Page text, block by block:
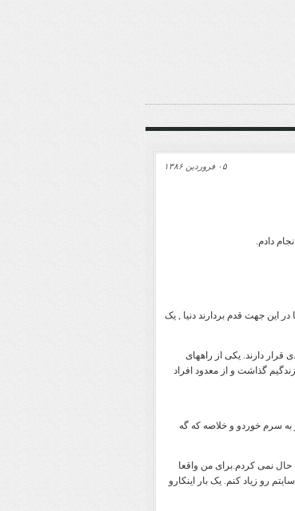
۰۵ فروردین ۱۳۸۶
دادم.
این جهت قدم بردارند دنیا , یک
دارند. یکی از راههای
گذاشت و از معدود افراد
به سرم خوردو و خلاصه که گه
حال نمی کردم.برای من واقعا
رو زیاد کنم. یک بار اینکارو